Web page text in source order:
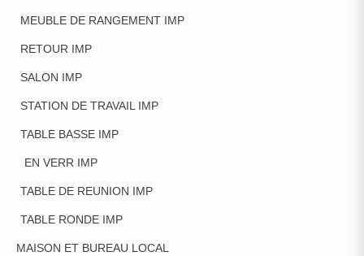
MEUBLE DE RANGEMENT IMP
RETOUR IMP
SALON IMP
STATION DE TRAVAIL IMP
TABLE BASSE IMP
EN VERR IMP
TABLE DE REUNION IMP
TABLE RONDE IMP
MAISON ET BUREAU LOCAL